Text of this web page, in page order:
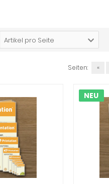
Artikel pro Seite
Seiten: «
NEU